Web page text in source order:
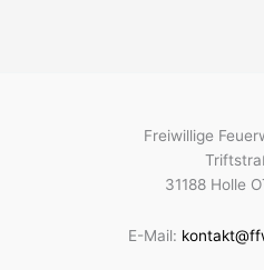
Freiwillige
31188 Holle
E-Mail: